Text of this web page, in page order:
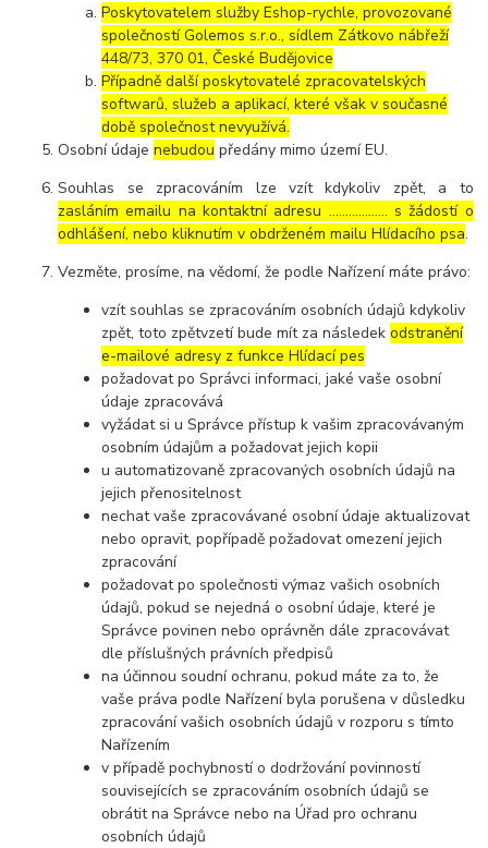
Poskytovatelem služby Eshop-rychle, provozované
společností Golemos s.r.o., sídlem Zátkovo nábřeží
448/73, 370 01, České Budějovice
Případně další poskytovatelé zpracovatelských
softwarů, služeb a aplikací, které však v současné
době společnost nevyužívá.
Osobní údajenebudou předány mimo území EU.
Souhlas se zpracováním lze vzít kdykoliv zpět, a to
zasláním emailu na kontaktní adresu ..……………. s žádostí o
odhlášení, nebo kliknutím v obdrženém mailu Hlídacího psa.
Vezměte, prosíme, na vědomí, že podle Nařízení máte právo:
vzít souhlas se zpracováním osobních údajů kdykoliv
zpět, toto zpětvzetí bude mít za následekodstranění
e-mailové adresy z funkce Hlídací pes
požadovat po Správci informaci, jaké vaše osobní
údaje zpracovává
vyžádat si u Správce přístup k vašim zpracovávaným
osobním údajům a požadovat jejich kopii
u automatizovaně zpracovaných osobních údajů na
jejich přenositelnost
nechat vaše zpracovávané osobní údaje aktualizovat
nebo opravit, popřípadě požadovat omezení jejich
zpracování
požadovat po společnosti výmaz vašich osobních
údajů, pokud se nejedná o osobní údaje, které je
Správce povinen nebo oprávněn dále zpracovávat
dle příslušných právních předpisů
na účinnou soudní ochranu, pokud máte za to, že
vaše práva podle Nařízení byla porušena v důsledku
zpracování vašich osobních údajů v rozporu s tímto
Nařízením
v případě pochybností o dodržování povinností
souvisejících se zpracováním osobních údajů se
obrátit na Správce nebo na Úřad pro ochranu
osobních údajů